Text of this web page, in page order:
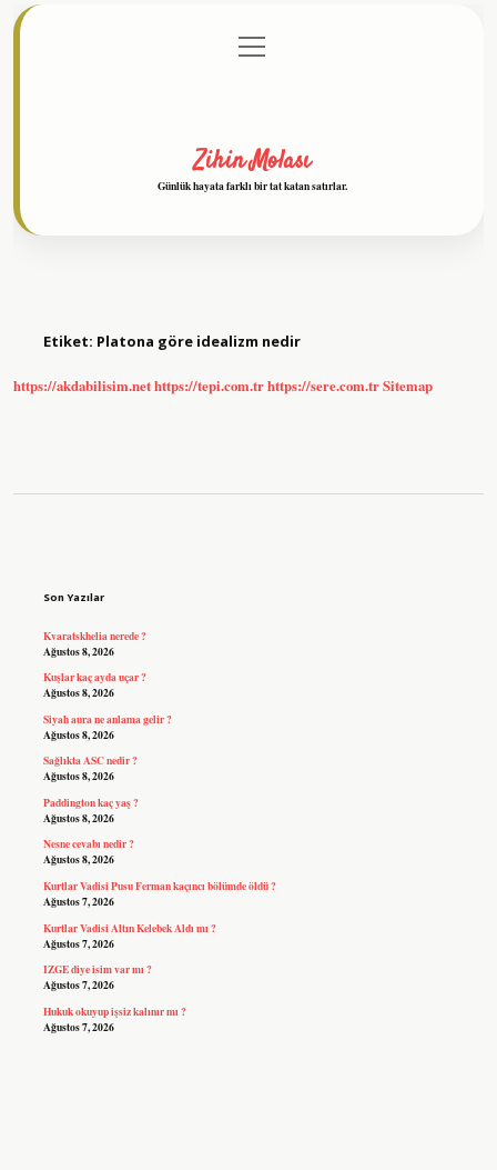
Gizlilik Politikası
menüyü
aç
Zihin Molası
Günlük hayata farklı bir tat katan satırlar.
Etiket: Platona göre idealizm nedir
https://akdabilisim.nethttps://tepi.com.trhttps://sere.com.trSitemap
Son Yazılar
Kvaratskhelia nerede ?
Ağustos 8, 2026
Kuşlar kaç ayda uçar ?
Ağustos 8, 2026
Siyah aura ne anlama gelir ?
Ağustos 8, 2026
Sağlıkta ASC nedir ?
Ağustos 8, 2026
Paddington kaç yaş ?
Ağustos 8, 2026
Nesne cevabı nedir ?
Ağustos 8, 2026
Kurtlar Vadisi Pusu Ferman kaçıncı bölümde öldü ?
Ağustos 7, 2026
Kurtlar Vadisi Altın Kelebek Aldı mı ?
Ağustos 7, 2026
IZGE diye isim var mı ?
Ağustos 7, 2026
Hukuk okuyup işsiz kalınır mı ?
Ağustos 7, 2026